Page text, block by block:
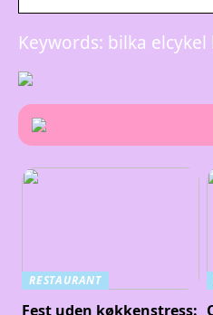
Keywords: bilka
RESTAURANT
Fest uden køkkenstress: